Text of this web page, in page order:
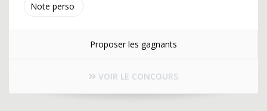
Note perso
Proposer les gagnants
VOIR LE CONCOURS